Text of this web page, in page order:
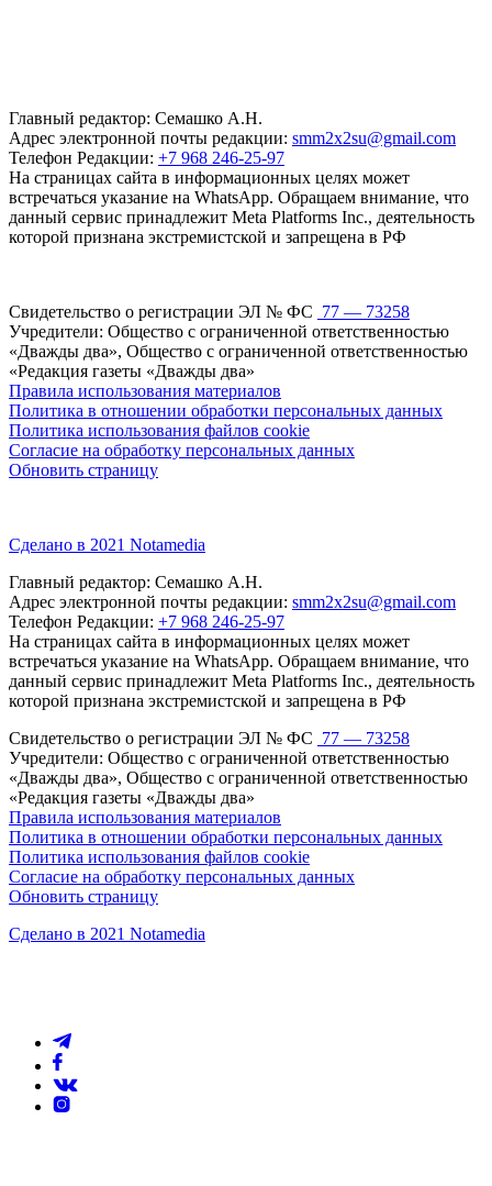
Главный редактор: Семашко А.Н.
Адрес электронной почты редакции: smm2x2su@gmail.com
Телефон Редакции: +7 968 246-25-97
На страницах сайта в информационных целях может
встречаться указание на WhatsApp. Обращаем внимание, что
данный сервис принадлежит Meta Platforms Inc., деятельность
которой признана экстремистской и запрещена в РФ
Свидетельство о регистрации ЭЛ № ФС 77 — 73258
Учредители: Общество с ограниченной ответственностью
«Дважды два», Общество с ограниченной ответственностью
«Редакция газеты «Дважды два»
Правила использования материалов
Политика в отношении обработки персональных данных
Политика использования файлов cookie
Согласие на обработку персональных данных
Обновить страницу
Сделано в 2021 Notamedia
Главный редактор: Семашко А.Н.
Адрес электронной почты редакции: smm2x2su@gmail.com
Телефон Редакции: +7 968 246-25-97
На страницах сайта в информационных целях может
встречаться указание на WhatsApp. Обращаем внимание, что
данный сервис принадлежит Meta Platforms Inc., деятельность
которой признана экстремистской и запрещена в РФ
Свидетельство о регистрации ЭЛ № ФС 77 — 73258
Учредители: Общество с ограниченной ответственностью
«Дважды два», Общество с ограниченной ответственностью
«Редакция газеты «Дважды два»
Правила использования материалов
Политика в отношении обработки персональных данных
Политика использования файлов cookie
Согласие на обработку персональных данных
Обновить страницу
Сделано в 2021 Notamedia